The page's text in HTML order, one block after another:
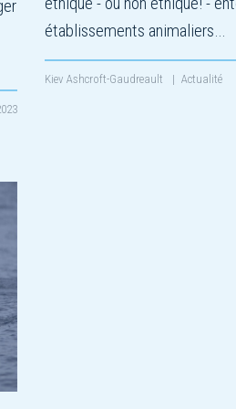
établissements animaliers…
Kiev Ashcroft-Gaudreault | Actualité